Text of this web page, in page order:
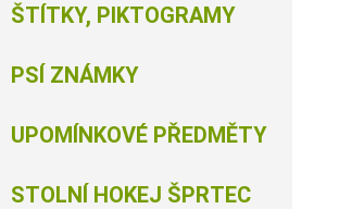
ŠTÍTKY, PIKTOGRAMY
PSÍ ZNÁMKY
UPOMÍNKOVÉ PŘEDMĚTY
STOLNÍ HOKEJ ŠPRTEC